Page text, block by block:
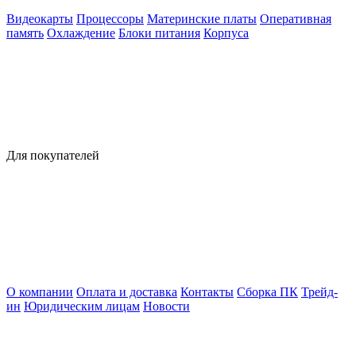
Видеокарты Процессоры Материнские платы Оперативная
память Охлаждение Блоки питания Корпуса
Для покупателей
О компании Оплата и доставка Контакты Сборка ПК Трейд-
ин Юридическим лицам Новости